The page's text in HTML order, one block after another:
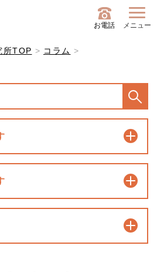
お電話 メニュー
所TOP
コラム